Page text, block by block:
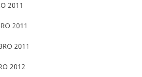
2011
2011
2011
2012